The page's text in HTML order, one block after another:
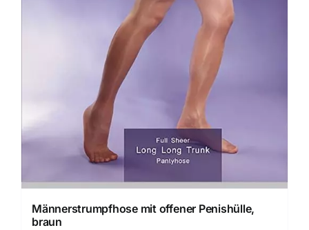
Männerstrumpfhose mit offener Penishülle,
braun